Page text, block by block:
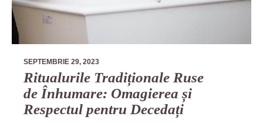
SEPTEMBRIE 29, 2023
Ritualurile Tradiționale Ruse
de Înhumare: Omagierea și
Respectul pentru Decedați